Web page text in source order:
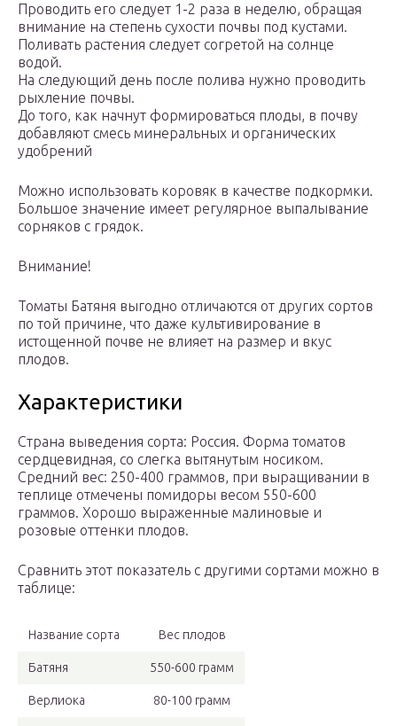
Проводить его следует 1-2 раза в неделю, обращая
внимание на степень сухости почвы под кустами.
Поливать растения следует согретой на солнце
водой.
На следующий день после полива нужно проводить
рыхление почвы.
До того, как начнут формироваться плоды, в почву
добавляют смесь минеральных и органических
удобрений
Можно использовать коровяк в качестве подкормки.
Большое значение имеет регулярное выпалывание
сорняков с грядок.
Внимание!
Томаты Батяня выгодно отличаются от других сортов
по той причине, что даже культивирование в
истощенной почве не влияет на размер и вкус
плодов.
Характеристики
Страна выведения сорта: Россия. Форма томатов
сердцевидная, со слегка вытянутым носиком.
Средний вес: 250-400 граммов, при выращивании в
теплице отмечены помидоры весом 550-600
граммов. Хорошо выраженные малиновые и
розовые оттенки плодов.
Сравнить этот показатель с другими сортами можно в
таблице:
Название сорта Вес плодов
Батяня 550-600 грамм
Верлиока 80-100 грамм